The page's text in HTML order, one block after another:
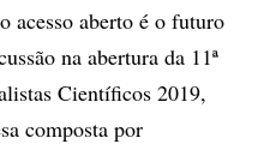
acesso aberto é o futuro
na abertura da 11ª
Científicos 2019,
composta por